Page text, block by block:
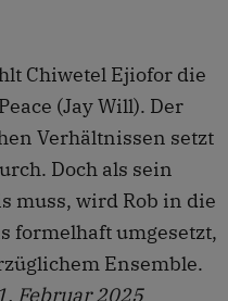
Chiwetel Ejiofor die
(Jay Will). Der
Verhältnissen setzt
Doch als sein
muss, wird Rob in die
formelhaft umgesetzt,
Ensemble.
Februar 2025